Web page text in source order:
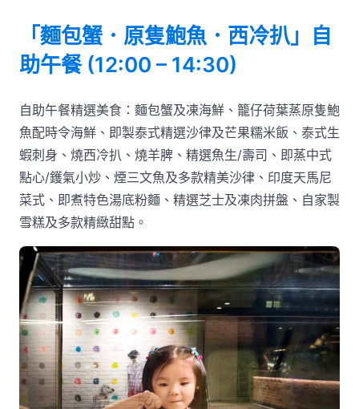
「麵包蟹．原隻鮑魚．西冷扒」自
助午餐 (12:00 – 14:30)
自助午餐精選美食：麵包蟹及凍海鮮、籠仔荷葉蒸原隻鮑
魚配時令海鮮、即製泰式精選沙律及芒果糯米飯、泰式生
蝦刺身、燒西冷扒、燒羊脾、精選魚生/壽司、即蒸中式
點心/鑊氣小炒、煙三文魚及多款精美沙律、印度天馬尼
菜式、即煮特色湯底粉麵、精選芝士及凍肉拼盤、自家製
雪糕及多款精緻甜點。